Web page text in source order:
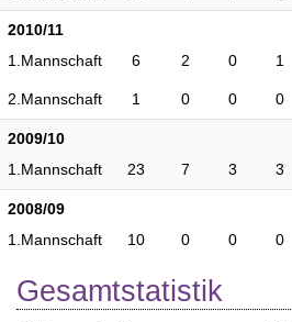
2010/11
1.Mannschaft
6 2 0 1
2.Mannschaft 1 0 0 0
2009/10
1.Mannschaft
23 7 3 3
2008/09
1.Mannschaft
10 0 0 0
Gesamtstatistik